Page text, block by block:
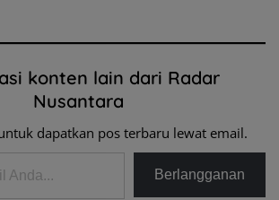
konten lain dari Radar
Nusantara
dapatkan pos terbaru lewat email.
Berlangganan